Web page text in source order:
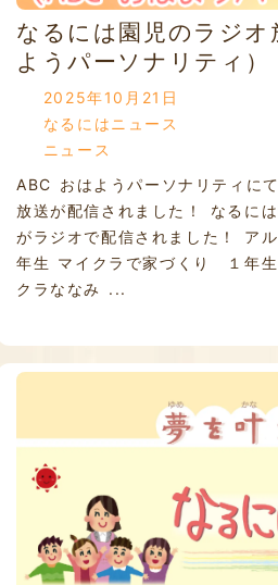
なるには園児のラジオ
ようパーソナリティ）
2025年10月21日
なるにはニュース
ニュース
ABC おはようパーソナリティに
放送が配信されました！ なるに
がラジオで配信されました！ ア
年生 マイクラで家づくり １年
クラななみ ...